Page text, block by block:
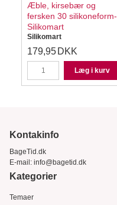
Æble, kirsebær og
fersken 30 silikoneform-
Silikomart
Silikomart
179,95 DKK
Læg i kurv
Kontakinfo
BageTid.dk
E-mail: info@bagetid.dk
Kategorier
Temaer